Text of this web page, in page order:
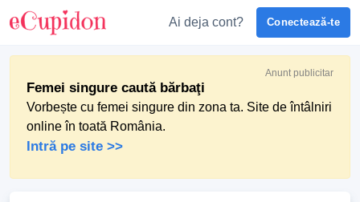
Ai deja cont? Conectează-te
Anunt publicitar
Femei singure caută bărbaţi
Vorbește cu femei singure din zona ta. Site de întâlniri
online în toată România.
Intră pe site >>